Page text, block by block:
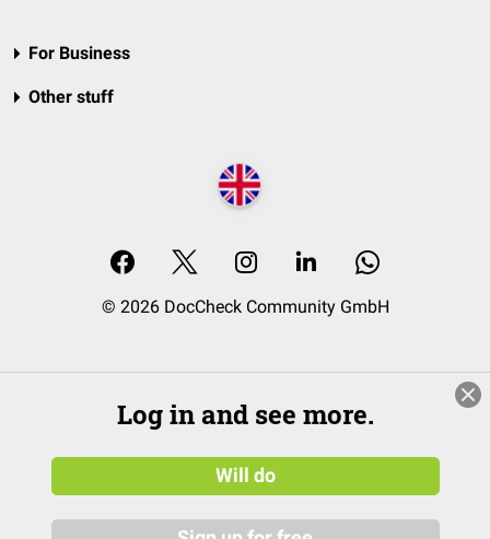
For Business
Other stuff
© 2026 DocCheck Community GmbH
Log in and see more.
Will do